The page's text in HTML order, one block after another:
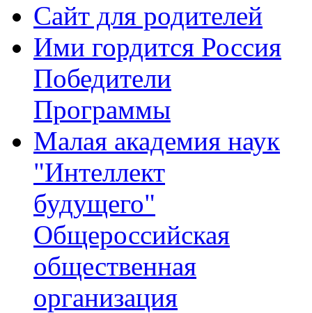
Сайт для родителей
Ими гордится Россия
Победители
Программы
Малая академия наук
"Интеллект
будущего"
Общероссийская
общественная
организация